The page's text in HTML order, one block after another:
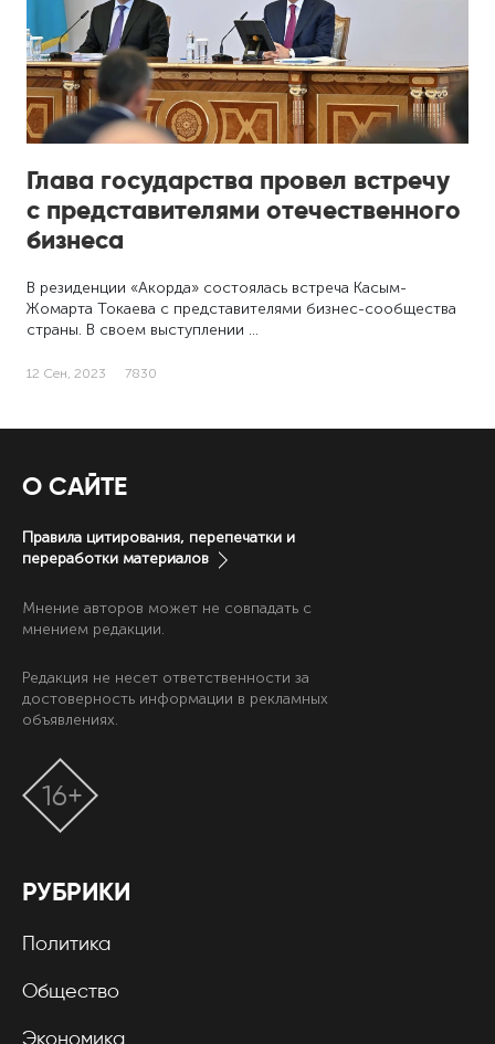
Глава государства провел встречу
с представителями отечественного
бизнеса
В резиденции «Акорда» состоялась встреча Касым-
Жомарта Токаева с представителями бизнес-сообщества
страны. В своем выступлении …
12 Сен, 2023 7830
О САЙТЕ
Правила цитирования, перепечатки и
переработки материалов
Мнение авторов может не совпадать с
мнением редакции.
Редакция не несет ответственности за
достоверность информации в рекламных
объявлениях.
РУБРИКИ
Политика
Общество
Экономика
16+